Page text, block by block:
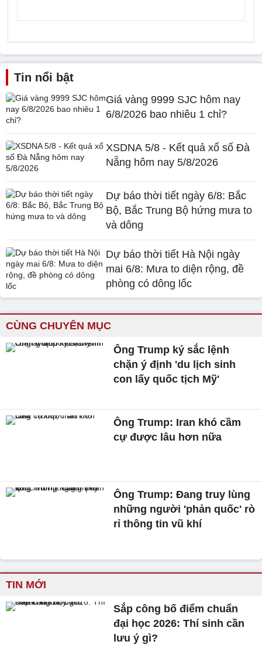
Tin nổi bật
Giá vàng 9999 SJC hôm nay
6/8/2026 bao nhiêu 1 chỉ?
XSDNA 5/8 - Kết quả xổ số Đà
Nẵng hôm nay 5/8/2026
Dự báo thời tiết ngày 6/8: Bắc
Bộ, Bắc Trung Bộ hứng mưa to
và dông
Dự báo thời tiết Hà Nội ngày
mai 6/8: Mưa to diện rộng, đề
phòng có dông lốc
CÙNG CHUYÊN MỤC
Ông Trump ký sắc lệnh
chặn ý định 'du lịch sinh
con lấy quốc tịch Mỹ'
Ông Trump: Iran khó cầm
cự được lâu hơn nữa
Ông Trump: Đang truy lùng
những người 'phản quốc' rò
rỉ thông tin vũ khí
TIN MỚI
Sắp công bố điểm chuẩn
đại học 2026: Thí sinh cần
lưu ý gì?